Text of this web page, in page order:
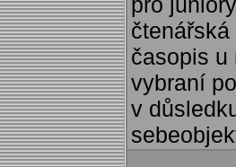
čtenářská
časopis u
vybraní
v